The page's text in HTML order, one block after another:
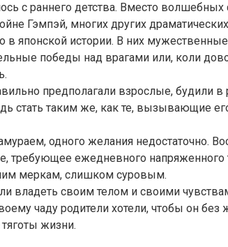
с раннего детства. Вместо волшебных
Гэмпэй, многих других
в японской истории. В них
победы над врагами или, коли
предполагали взрослые, будили
стать таким же, как те, вызывающие
одного желания недостаточно.
требующее ежедневного напряженного
меркам, слишком суровым.
владеть своим телом и своими
чаду родители хотели, чтобы он без
жизни.